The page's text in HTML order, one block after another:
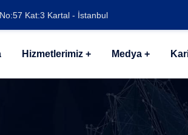
Kat:3 Kartal - İstanbul
Hizmetlerimiz Medya